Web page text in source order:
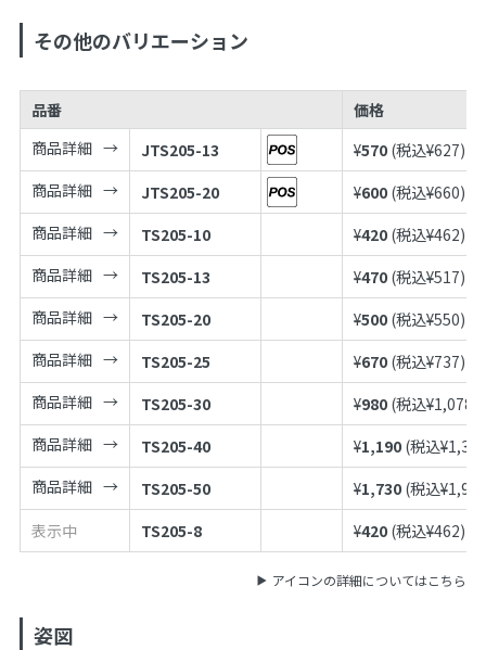
その他のバリエーション
品番
価格
商品詳細
JTS205-13 ¥570 (税込¥627)
商品詳細
JTS205-20 ¥600 (税込¥660)
商品詳細
TS205-10 ¥420 (税込¥462)
商品詳細
TS205-13 ¥470 (税込¥517)
商品詳細
TS205-20 ¥500 (税込¥550)
商品詳細
TS205-25 ¥670 (税込¥737)
商品詳細
TS205-30 ¥980 (税込¥1,078
商品詳細
TS205-40 ¥1,190 (税込¥1,309
商品詳細
TS205-50 ¥1,730 (税込¥1,903
表示中
TS205-8 ¥420 (税込¥462)
アイコンの詳細についてはこちら
姿図